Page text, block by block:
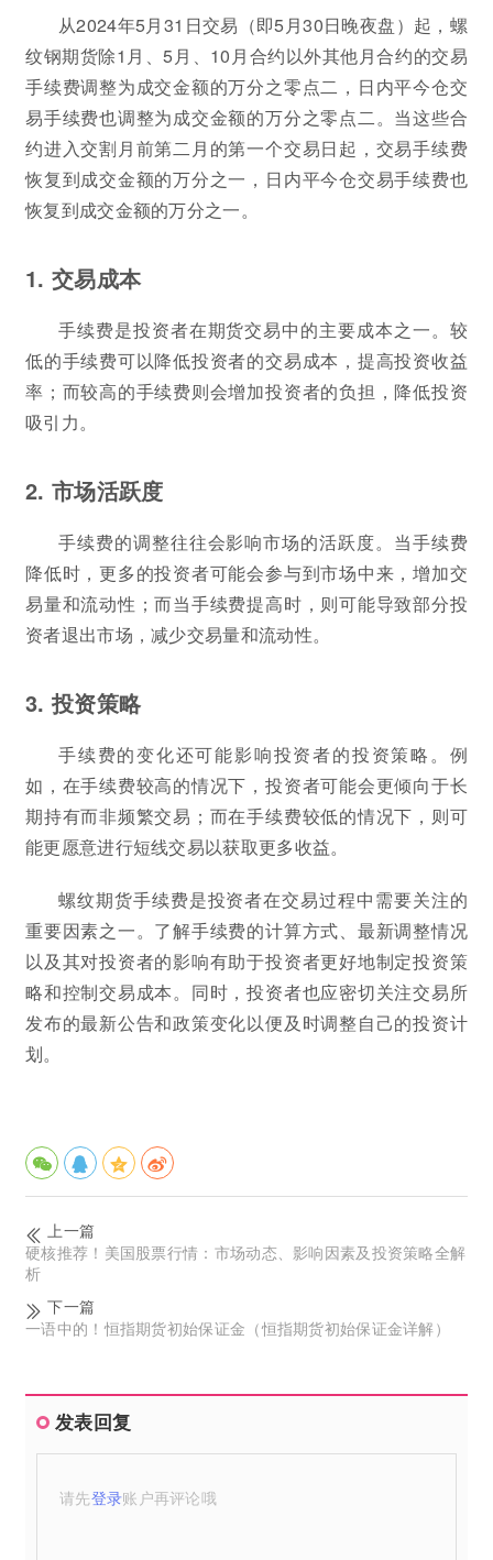
从2024年5月31日交易（即5月30日晚夜盘）起，螺
纹钢期货除1月、5月、10月合约以外其他月合约的交易
手续费调整为成交金额的万分之零点二，日内平今仓交
易手续费也调整为成交金额的万分之零点二。当这些合
约进入交割月前第二月的第一个交易日起，交易手续费
恢复到成交金额的万分之一，日内平今仓交易手续费也
恢复到成交金额的万分之一。
1. 交易成本
手续费是投资者在期货交易中的主要成本之一。较
低的手续费可以降低投资者的交易成本，提高投资收益
率；而较高的手续费则会增加投资者的负担，降低投资
吸引力。
2. 市场活跃度
手续费的调整往往会影响市场的活跃度。当手续费
降低时，更多的投资者可能会参与到市场中来，增加交
易量和流动性；而当手续费提高时，则可能导致部分投
资者退出市场，减少交易量和流动性。
3. 投资策略
手续费的变化还可能影响投资者的投资策略。例
如，在手续费较高的情况下，投资者可能会更倾向于长
期持有而非频繁交易；而在手续费较低的情况下，则可
能更愿意进行短线交易以获取更多收益。
螺纹期货手续费是投资者在交易过程中需要关注的
重要因素之一。了解手续费的计算方式、最新调整情况
以及其对投资者的影响有助于投资者更好地制定投资策
略和控制交易成本。同时，投资者也应密切关注交易所
发布的最新公告和政策变化以便及时调整自己的投资计
划。
上一篇
硬核推荐！美国股票行情：市场动态、影响因素及投资策略全解
析
下一篇
一语中的！恒指期货初始保证金（恒指期货初始保证金详解）
发表回复
请先登录账户再评论哦